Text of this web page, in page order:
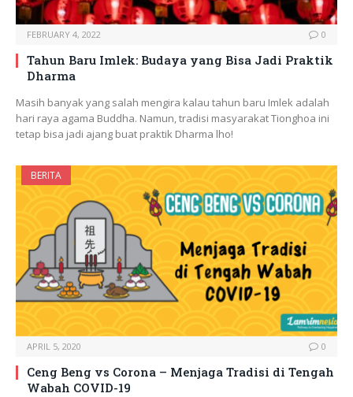
FEBRUARY 4, 2022 0
Tahun Baru Imlek: Budaya yang Bisa Jadi Praktik
Dharma
Masih banyak yang salah mengira kalau tahun baru Imlek adalah
hari raya agama Buddha. Namun, tradisi masyarakat Tionghoa ini
tetap bisa jadi ajang buat praktik Dharma lho!
BERITA
APRIL 5, 2020 0
Ceng Beng vs Corona – Menjaga Tradisi di Tengah
Wabah COVID-19